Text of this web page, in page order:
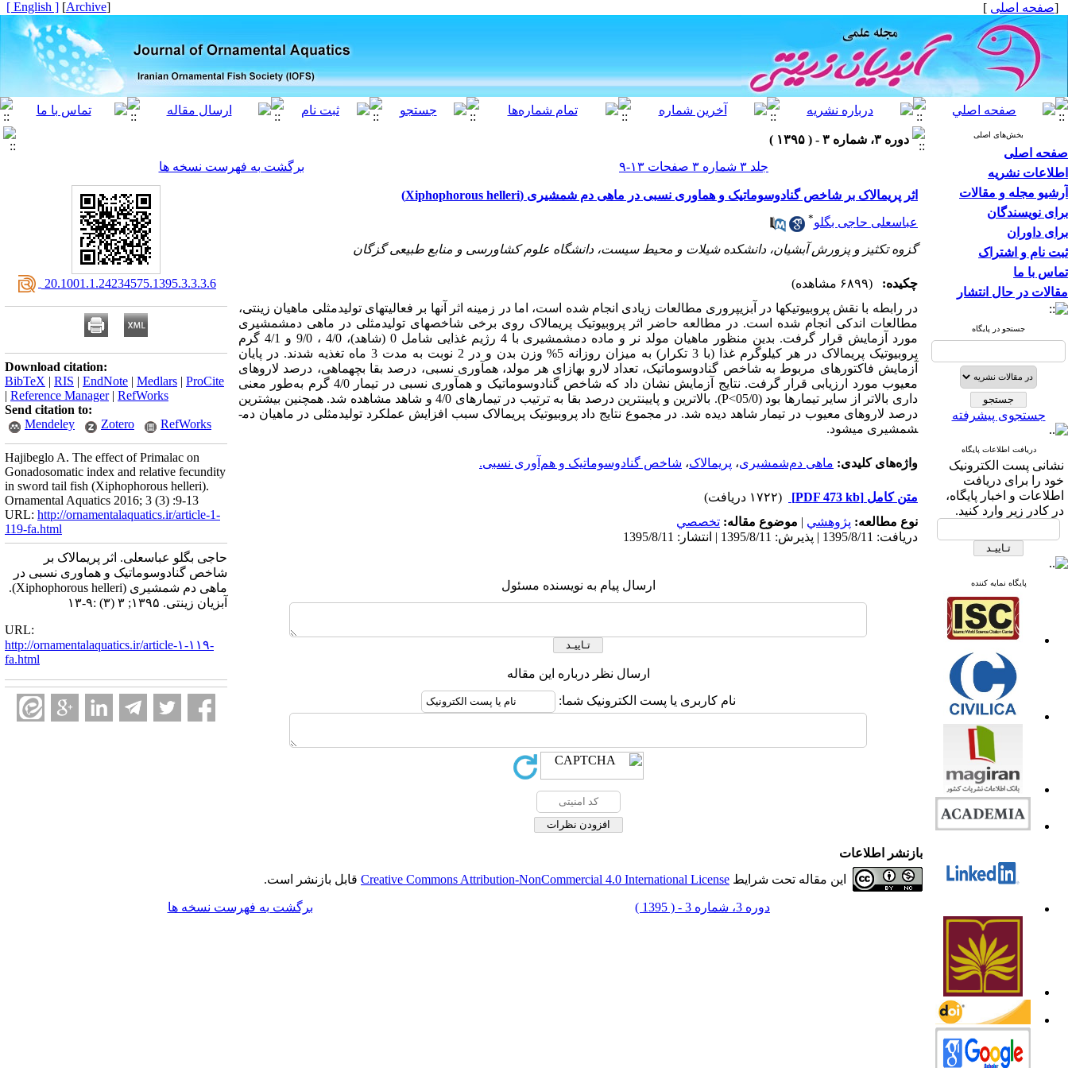
[صفحه اصلی ]
[
Archive
]
[ English ]
بخش‌های اصلی
صفحه اصلی
اطلاعات نشریه
آرشیو مجله و مقالات
برای نویسندگان
برای داوران
ثبت نام و اشتراک
تماس با ما
مقالات در حال انتشار
جستجو در پایگاه
جستجوی پیشرفته
دریافت اطلاعات پایگاه
نشانی پست الکترونیک
خود را برای دریافت
اطلاعات و اخبار پایگاه،
در کادر زیر وارد کنید.
پایگاه نمایه کننده
دوره ۳، شماره ۳ - ( ۱۳۹۵ )
جلد ۳ شماره ۳ صفحات ۱۳-۹
برگشت به فهرست نسخه ها
اثر پریمالاک بر شاخص گنادوسوماتیک و هماوری نسبی در ماهی دم شمشیری (Xiphophorous helleri)
عباسعلی حاجی بگلو*
گزوه تکثیز و پزورش آبشیان، دانشکده شیلات و محیط سیست، دانشگاه علوم کشاورسی و منابع طبیعی گزگان
چکیده:
(۶۸۹۹ مشاهده)
در رابطه با نقش پروبیوتیک­ها در آبزی­پروری مطالعات زیادی انجام شده است، اما در زمینه اثر آنها بر فعالیت­های تولید­مثلی ماهیان زینتی،
مطالعات اندکی انجام شده است. در مطالعه حاضر اثر پروبیوتیک پریمالاک روی برخی شاخص­های تولید­مثلی در ماهی دم­شمشیری
مورد آزمایش قرار گرفت. بدین منظور ماهیان مولد نر و ماده دم­شمشیری با 4 رژیم غذایی شامل 0 (شاهد)، 4/0 ، 9/0 و 4/1 گرم
پروبیوتیک پریمالاک در هر کیلوگرم غذا (با 3 تکرار) به میزان روزانه 5% وزن بدن و در 2 نوبت به مدت 3 ماه تغذیه شدند. در پایان
آزمایش فاکتورهای مربوط به شاخص گنادوسوماتیک، تعداد لارو به­ازای هر مولد، هم­آوری نسبی، درصد بقا بچه­ماهی، درصد لاروهای
معیوب مورد ارزیابی قرار گرفت. نتایج آزمایش نشان داد که شاخص گنادوسوماتیک و هم­آوری نسبی در تیمار 4/0 گرم به
طور معنی
داری بالاتر از سایر تیمارها بود (05/0>
P
). بالاترین و پایین‏ترین درصد بقا به ترتیب در تیمارهای 4/0 و شاهد مشاهده شد. همچنین بیشترین
درصد لاروهای معیوب در تیمار شاهد دیده شد. در مجموع نتایج داد پروبیوتیک پریمالاک سبب افزایش عملکرد تولید­مثلی در ماهیان دم­
شمشیری می­شود.
واژه‌های کلیدی: ماهی دم‌شمشیری، پریمالاک، شاخص گنادوسوماتیک و هم‌آوری نسبی.
متن کامل [PDF 473 kb]
(۱۷۲۲ دریافت)
نوع مطالعه: پژوهشي | موضوع مقاله: تخصصي
دریافت: 1395/8/11 | پذیرش: 1395/8/11 | انتشار: 1395/8/11
ارسال پیام به نویسنده مسئول
ارسال نظر درباره این مقاله
نام کاربری یا پست الکترونیک شما:
‎ 20.1001.1.24234575.1395.3.3.3.6
Download citation:
BibTeX | RIS | EndNote | Medlars | ProCite
| Reference Manager| RefWorks
Send citation to:
Mendeley
Zotero RefWorks
Hajibeglo A. The effect of Primalac on
Gonadosomatic index and relative fecundity
in sword tail fish (Xiphophorous helleri).
Ornamental Aquatics 2016; 3 (3) :9-13
URL: http://ornamentalaquatics.ir/article-1-
119-fa.html
حاجی بگلو عباسعلی. اثر پریمالاک بر
شاخص گنادوسوماتیک و هماوری نسبی در
ماهی دم شمشیری (Xiphophorous helleri).
آبزیان زینتی. ۱۳۹۵; ۳ (۳) :۹-۱۳
URL:
http://ornamentalaquatics.ir/article-۱-۱۱۹-
fa.html
بازنشر اطلاعات
این مقاله تحت شرایط Creative Commons Attribution-NonCommercial 4.0 International License قابل بازنشر است.
دوره 3، شماره 3 - ( 1395 ) برگشت به فهرست نسخه ها